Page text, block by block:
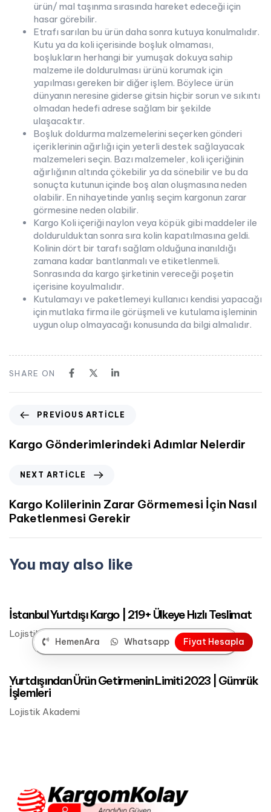
HemenAra Whatsapp Fiyat Hesap a
ürün/ mal taşınma sırasında hareket edeceği için
hasar görebilir.
Etrafı sarılan bu ürün daha sonra kutuya konulmalıdır.
Kutu ya da koli içerisinde boşluk olmaması,
boşlukların herhangi bir yumuşak dokuya sahip
malzeme ile doldurulması ürünü korumak için
yapılması gereken bir diğer işlem. Böylece ürün
dünyanın neresine giderse gitsin hiçbir sorun ve sıkıntı
olmadan hedefi adrese sağlam bir şekilde
ulaşacaktır.
Boşluk doldurma malzemelerini seçerken gönderi
içeriklerinin ağırlığı için yeterli destek sağlayacak
malzemeleri seçin. Bazı malzemeler, koli içeriğinin
ağırlığının altında çökebilir ya da sönebilir ve bu da
sonuçta kutunun içinde boş alan oluşmasına neden
olabilir. En nihayetinde yanlış seçim kargonun zarar
görmesine neden olabilir.
Kargo Koli içeriği naylon veya köpük gibi maddeler ile
doldurulduktan sonra sıra kolin kapatılmasına geldi.
Kolinin dört bir tarafı sağlam olduğuna inanıldığı
zamana kadar bantlanmalı ve etiketlenmeli.
Sonrasında da kargo şirketinin vereceği poşetin
içerisine koyulmalıdır.
Kutulamayı ve paketlemeyi kullanıcı kendisi yapacağı
için mutlaka firma ile görüşmeli ve kutulama işleminin
uygun olup olmayacağı konusunda da bilgi almalıdır.
SHARE ON
PREVIOUS ARTICLE
Kargo Gönderimlerindeki Adımlar Nelerdir
NEXT ARTICLE
Kargo Kolilerinin Zarar Görmemesi İçin Nasıl
Paketlenmesi Gerekir
You may also like
İstanbul Yurtdışı Kargo | 219+ Ülkeye Hızlı Teslimat
Lojistik Akademi
Mart 24, 2023
Yurtdışından Ürün Getirmenin Limiti 2023 | Gümrük
İşlemleri
Lojistik Akademi